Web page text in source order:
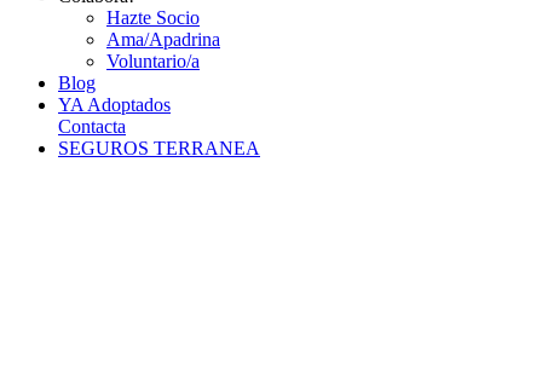
Hazte Socio
Ama/Apadrina
Voluntario/a
Blog
YA Adoptados
Contacta
SEGUROS TERRANEA